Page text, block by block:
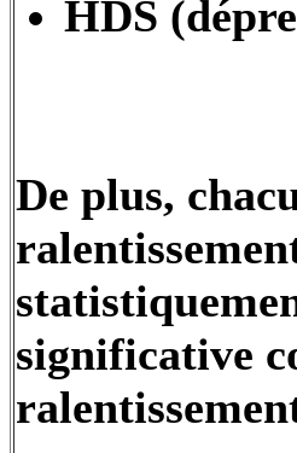
HDS
De plus,
significative